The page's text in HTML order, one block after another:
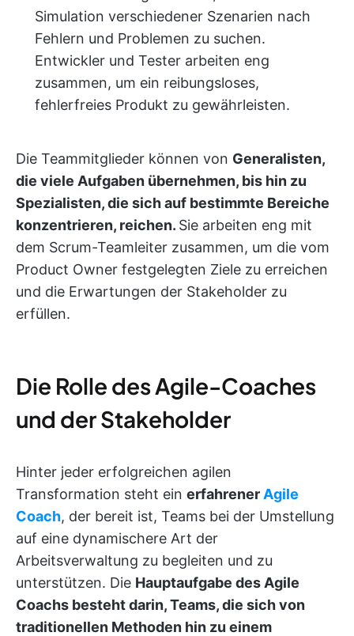
Simulation verschiedener Szenarien nach
Fehlern und Problemen zu suchen.
Entwickler und Tester arbeiten eng
zusammen, um ein reibungsloses,
fehlerfreies Produkt zu gewährleisten.
Die Teammitglieder können von Generalisten,
die viele Aufgaben übernehmen, bis hin zu
Spezialisten, die sich auf bestimmte Bereiche
konzentrieren, reichen. Sie arbeiten eng mit
dem Scrum-Teamleiter zusammen, um die vom
Product Owner festgelegten Ziele zu erreichen
und die Erwartungen der Stakeholder zu
erfüllen.
Die Rolle des Agile-Coaches
und der Stakeholder
Hinter jeder erfolgreichen agilen
Transformation steht ein erfahrener Agile
Coach, der bereit ist, Teams bei der Umstellung
auf eine dynamischere Art der
Arbeitsverwaltung zu begleiten und zu
unterstützen. Die Hauptaufgabe des Agile
Coachs besteht darin, Teams, die sich von
traditionellen Methoden hin zu einem